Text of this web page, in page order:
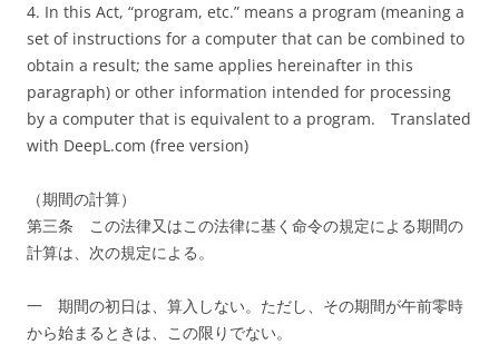
4. In this Act, “program, etc.” means a program (meaning a
set of instructions for a computer that can be combined to
obtain a result; the same applies hereinafter in this
paragraph) or other information intended for processing
by a computer that is equivalent to a program. Translated
with DeepL.com (free version)
（期間の計算）
第三条 この法律又はこの法律に基く命令の規定による期間の
計算は、次の規定による。
一 期間の初日は、算入しない。ただし、その期間が午前零時
から始まるときは、この限りでない。